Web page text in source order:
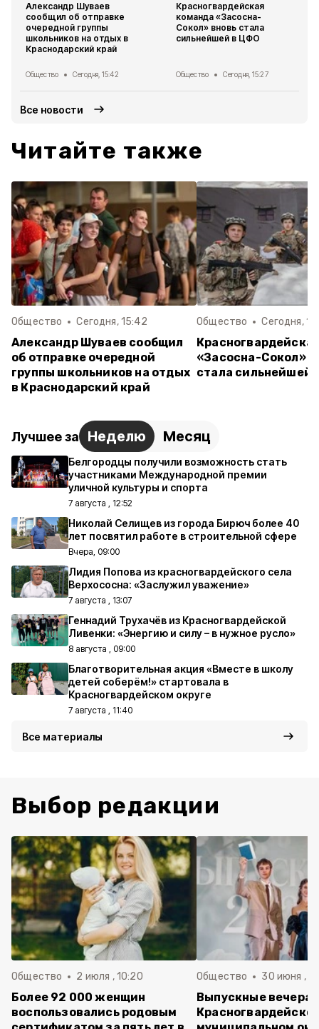
Александр Шуваев
сообщил об отправке
очередной группы
школьников на отдых в
Краснодарский край
Общество Сегодня, 15:42
Красногвардейская
команда «Засосна-
Сокол» вновь стала
сильнейшей в ЦФО
Общество Сегодня, 15:27
Все новости
Читайте также
Общество Сегодня, 15:42
Александр Шуваев сообщил
об отправке очередной
группы школьников на отдых
в Краснодарский край
Общество Сегодня,
«Засосна-Сокол»
стала сильнейшей
Лучшее за Неделю Месяц
Белгородцы получили возможность стать
участниками Международной премии
уличной культуры и спорта
7 августа , 12:52
Николай Селищев из города Бирюч более 40
лет посвятил работе в строительной сфере
Вчера, 09:00
Лидия Попова из красногвардейского села
Верхососна: «Заслужил уважение»
7 августа , 13:07
Геннадий Трухачёв из Красногвардейской
Ливенки: «Энергию и силу – в нужное русло»
8 августа , 09:00
Благотворительная акция «Вместе в школу
детей соберём!» стартовала в
Красногвардейском округе
7 августа , 11:40
Все материалы
Выбор редакции
Общество 2 июля , 10:20
Более 92 000 женщин
воспользовались родовым
Общество 30 июня ,
Выпускные вечера